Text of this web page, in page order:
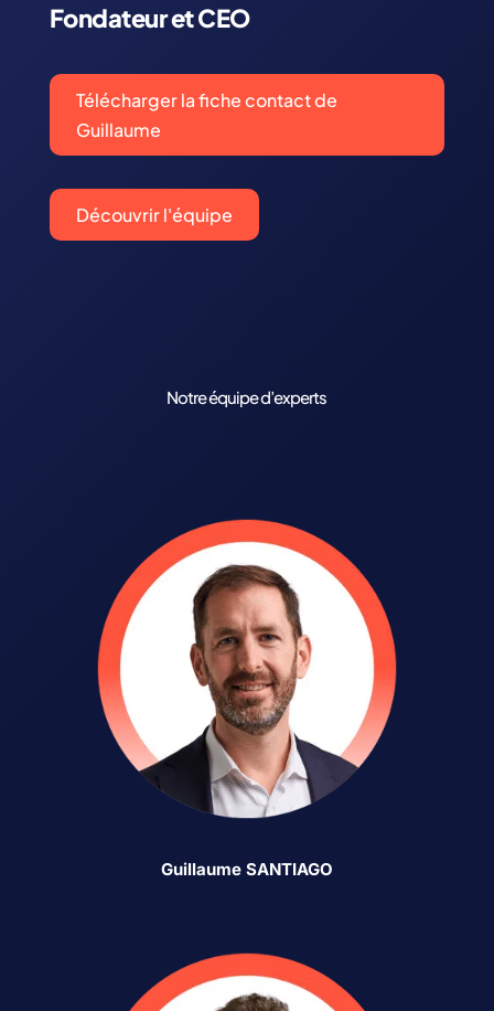
Fondateur et CEO
Télécharger la fiche contact de
Guillaume
Découvrir l'équipe
Notre équipe d’experts
Guillaume SANTIAGO